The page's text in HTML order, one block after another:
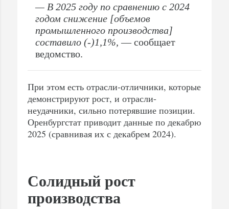
— В 2025 году по сравнению с 2024
годом снижение [объемов
промышленного производства]
составило (-)1,1%, — сообщает
ведомство.
При этом есть отрасли-отличники, которые
демонстрируют рост, и отрасли-
неудачники, сильно потерявшие позиции.
Оренбургстат приводит данные по декабрю
2025 (сравнивая их с декабрем 2024).
Солидный рост
производства